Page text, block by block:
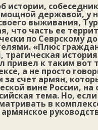
истории,
державой, у
выживания,
что часть ее
по Севрскому
«Плюс
трагическая
привел к таким
а не просто
за счет армян,
вине России,
тема. Но,
в
армянское